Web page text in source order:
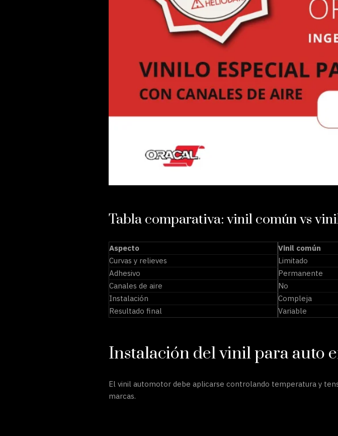
Tabla comparativa: vinil común vs
Aspecto Vinil común
Curvas y relieves
Limitado
Adhesivo
Permanente
Canales de aire
No
Instalación
Compleja
Resultado final
Variable
Instalación del vinil para auto
El vinil automotor debe aplicarse controlando temperatura y
marcas.